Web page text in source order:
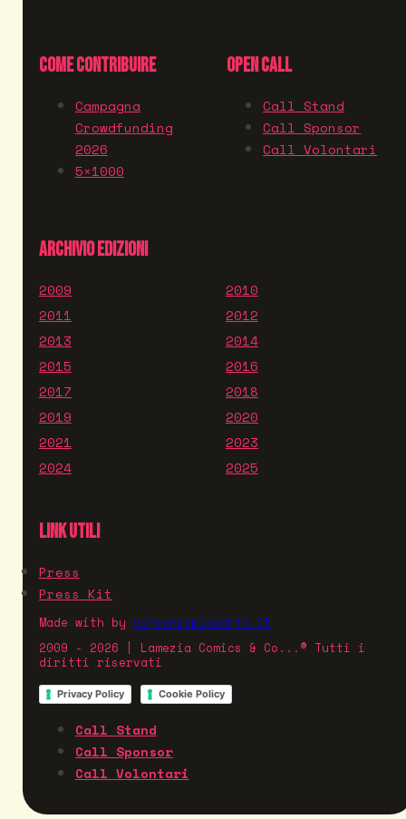
COME CONTRIBUIRE
Campagna
Crowdfunding
2026
5×1000
OPEN CALL
Call Stand
Call Sponsor
Call Volontari
ARCHIVIO EDIZIONI
2009
2010
2011
2012
2013
2014
2015
2016
2017
2018
2019
2020
2021
2023
2024
2025
LINK UTILI
Press
Press Kit
Made with by vincenzopiacente.it
2009 - 2026 | Lamezia Comics & Co...® Tutti i
diritti riservati
Privacy Policy Cookie Policy
Call Stand
Call Sponsor
Call Volontari